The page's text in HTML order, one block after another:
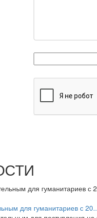
для гуманитариев с